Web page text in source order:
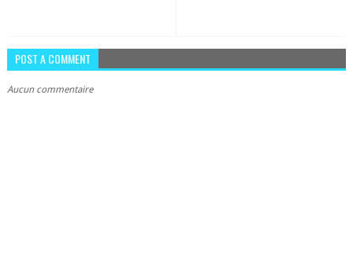
POST A COMMENT
Aucun commentaire